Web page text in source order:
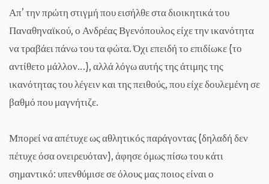
Απ’ την πρώτη στιγμή που εισήλθε στα διοικητικά του
Παναθηναϊκού, ο Ανδρέας Βγενόπουλος είχε την ικανότητα
να τραβάει πάνω του τα φώτα. Όχι επειδή το επιδίωκε (το
αντίθετο μάλλον…), αλλά λόγω αυτής της άτιμης της
ικανότητας του λέγειν και της πειθούς, που είχε δουλεμένη σε
βαθμό που μαγνήτιζε.
Μπορεί να απέτυχε ως αθλητικός παράγοντας (δηλαδή δεν
πέτυχε όσα ονειρευόταν), άφησε όμως πίσω του κάτι
σημαντικό: υπενθύμισε σε όλους μας ποιος είναι ο